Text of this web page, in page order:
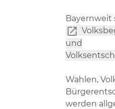
Bayernweit
und
Wahlen,
werden